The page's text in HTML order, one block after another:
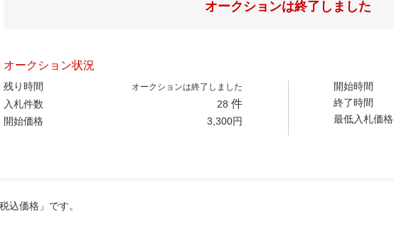
オークションは終了しました
オークション状況
残り時間 オークションは終了しました
入札件数 28 件
開始価格 3,300円
開始時間
終了時間
最低入札価格
込価格」です。